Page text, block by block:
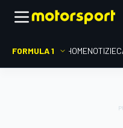
FORMULA 1 HOMENOTIZIE